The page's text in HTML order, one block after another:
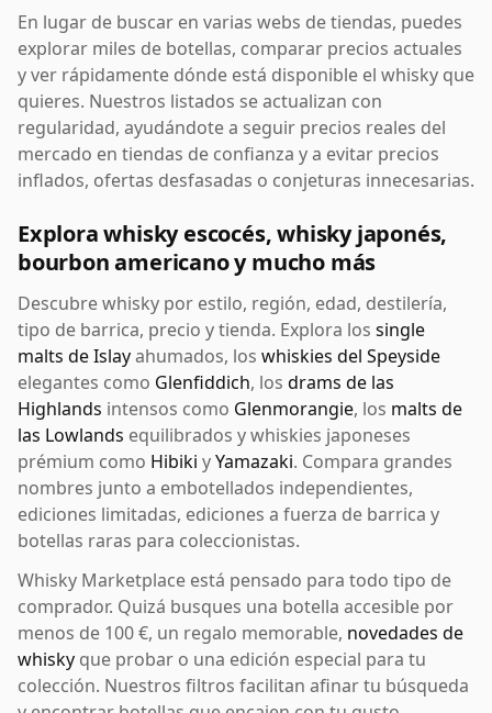
En lugar de buscar en varias webs de tiendas, puedes
explorar miles de botellas, comparar precios actuales
y ver rápidamente dónde está disponible el whisky que
quieres. Nuestros listados se actualizan con
regularidad, ayudándote a seguir precios reales del
mercado en tiendas de confianza y a evitar precios
inflados, ofertas desfasadas o conjeturas innecesarias.
Explora whisky escocés, whisky japonés,
bourbon americano y mucho más
Descubre whisky por estilo, región, edad, destilería,
tipo de barrica, precio y tienda. Explora los single
malts de Islayahumados, los whiskies del Speyside
elegantes como Glenfiddich, los drams de las
Highlands intensos como Glenmorangie, los malts de
las Lowlands equilibrados y whiskies japoneses
prémium como Hibiki yYamazaki. Compara grandes
nombres junto a embotellados independientes,
ediciones limitadas, ediciones a fuerza de barrica y
botellas raras para coleccionistas.
Whisky Marketplace está pensado para todo tipo de
comprador. Quizá busques una botella accesible por
menos de 100 €, un regalo memorable, novedades de
whisky que probar o una edición especial para tu
colección. Nuestros filtros facilitan afinar tu búsqueda